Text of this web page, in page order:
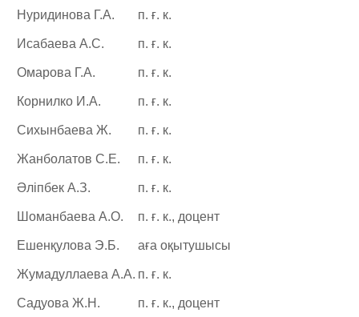
Нуридинова Г.А. п. ғ. к.
Исабаева А.С. п. ғ. к.
Омарова Г.А. п. ғ. к.
Корнилко И.А. п. ғ. к.
Сихынбаева Ж. п. ғ. к.
Жанболатов С.Е. п. ғ. к.
Әліпбек А.З. п. ғ. к.
Шоманбаева А.О. п. ғ. к., доцент
Ешенқулова Э.Б. аға оқытушысы
Жумадуллаева А.А. п. ғ. к.
Садуова Ж.Н. п. ғ. к., доцент